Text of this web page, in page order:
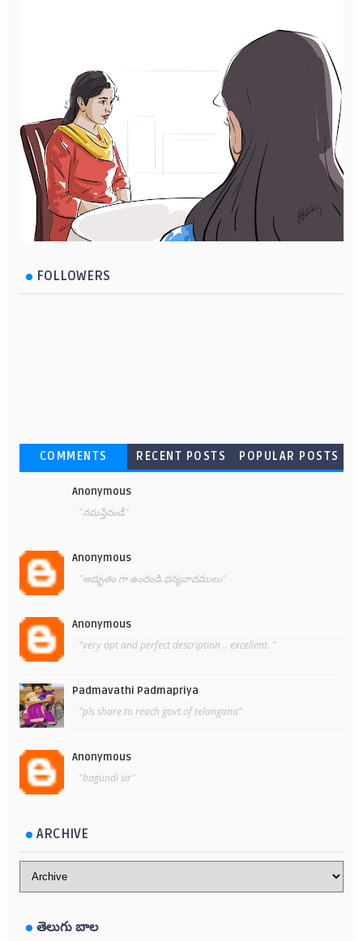
FOLLOWERS
COMMENTS RECENT POSTS POPULAR POSTS
Anonymous
"నమస్తేనండీ"
Anonymous
"అద్భుతం గా ఉందండి.ధన్యవాదములు"
Anonymous
"very apt and perfect description .. excellent. "
Padmavathi Padmapriya
"pls share to reach govt.of telangana"
Anonymous
"bagundi sir"
ARCHIVE
తెలుగు బాల